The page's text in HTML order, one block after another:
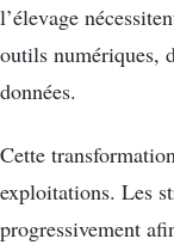
l’élevage
outils numériques,
données.
Cette
exploitations. Les
progressivement